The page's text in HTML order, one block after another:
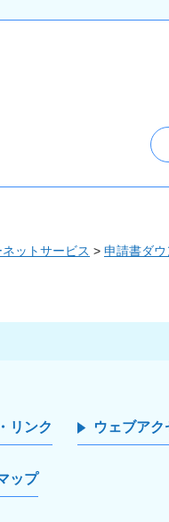
ットサービス > 申請書ダウ
リンク ウェブア
ップ